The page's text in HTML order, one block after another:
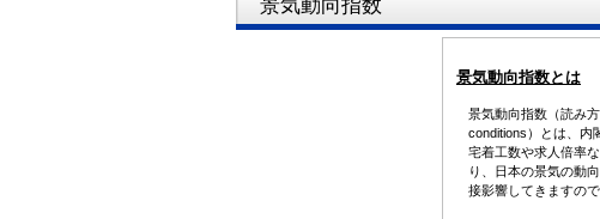
景気動向指数
景気動向指数とは
景気動向指数（読み
conditions）とは、内
宅着工数や求人倍率
り、日本の景気の動
接影響してきますの